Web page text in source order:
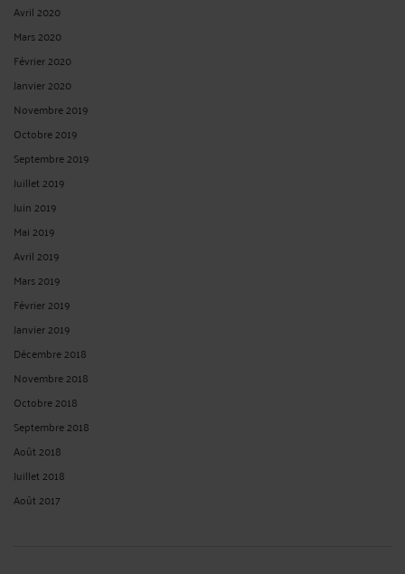
Avril 2020
Mars 2020
Février 2020
Janvier 2020
Novembre 2019
Octobre 2019
Septembre 2019
Juillet 2019
Juin 2019
Mai 2019
Avril 2019
Mars 2019
Février 2019
Janvier 2019
Décembre 2018
Novembre 2018
Octobre 2018
Septembre 2018
Août 2018
Juillet 2018
Août 2017